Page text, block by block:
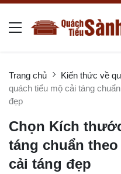
Trang chủ Kiến thức về
quách tiểu mộ cải táng
đẹp
Chọn Kích
táng chuẩn
cải táng đẹp